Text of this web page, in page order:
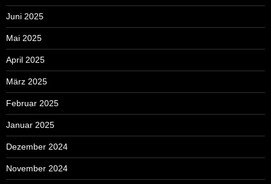
Juni 2025
Mai 2025
April 2025
März 2025
Februar 2025
Januar 2025
Dezember 2024
November 2024